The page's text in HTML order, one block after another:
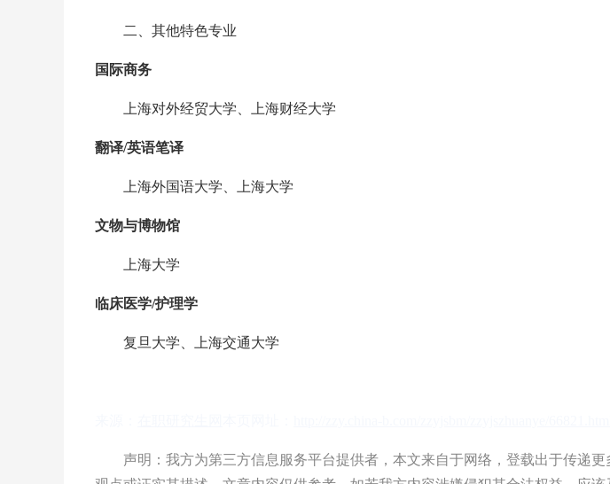
二、其他特色专业
国际商务
‌上海对外经贸大学、上海财经大学
翻译/英语笔译
‌‌上海外国语大学、上海大学
文物与博物馆
‌‌上海大学
临床医学/护理学
‌‌复旦大学、上海交通大学
声明：我方为第三方信息服务平台提供者，本文来自于网络，登载出于传递更